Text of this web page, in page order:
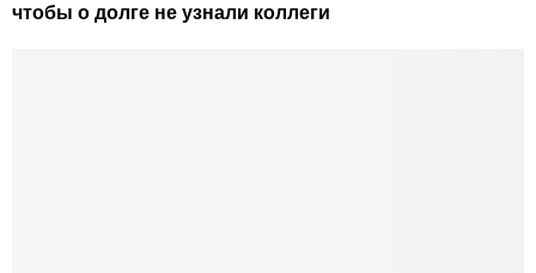
чтобы о долге не узнали коллеги